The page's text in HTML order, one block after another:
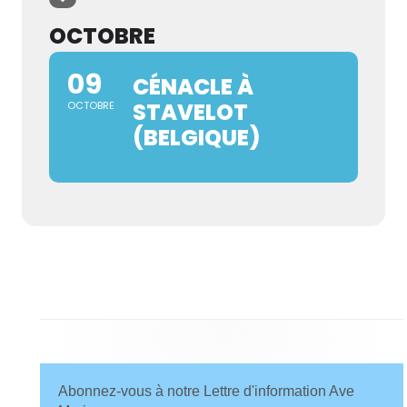
OCTOBRE
09
OCTOBRE
CÉNACLE À
STAVELOT
(BELGIQUE)
Main
Sidebar
Abonnez-vous à notre Lettre d'information Ave